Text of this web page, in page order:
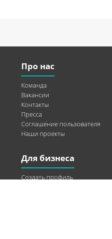
Про нас
Команда
Вакансии
Контакты
Пресса
Соглашение пользователя
Наши проекты
Для бизнеса
Создать профиль